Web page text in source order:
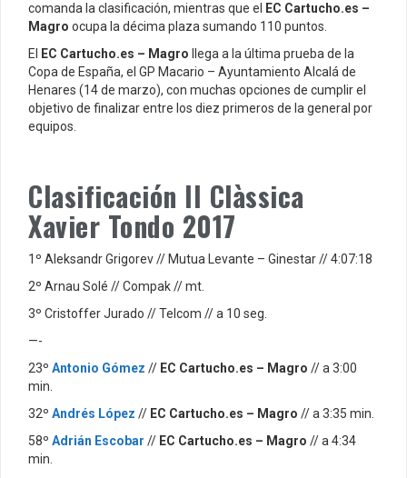
comanda la clasificación, mientras que el
EC Cartucho.es –
Magro ocupa la décima plaza sumando 110 puntos.
El
EC Cartucho.es – Magro
llega a la última prueba de la
Copa de España, el GP Macario – Ayuntamiento Alcalá de
Henares (14 de marzo), con muchas opciones de cumplir el
objetivo de finalizar entre los diez primeros de la general por
equipos.
Clasificación II Clàssica
Xavier Tondo 2017
1º Aleksandr Grigorev // Mutua Levante – Ginestar // 4:07:18
2º Arnau Solé // Compak // mt.
3º Cristoffer Jurado // Telcom // a 10 seg.
—-
23º Antonio Gómez // EC Cartucho.es – Magro // a 3:00
min.
32º Andrés López // EC Cartucho.es – Magro // a 3:35 min.
58º Adrián Escobar // EC Cartucho.es – Magro // a 4:34
min.